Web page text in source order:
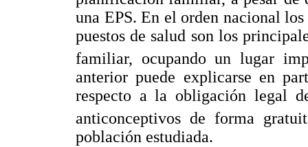
una EPS. En el orden nacional
puestos de salud son los
familiar, ocupando un lugar
anterior puede explicarse en
respecto a la obligación legal
anticonceptivos de forma
población estudiada.